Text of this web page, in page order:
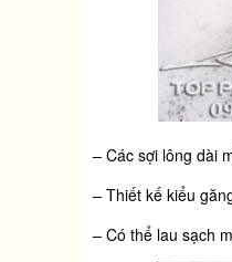
– Các sợi lông dài
– Thiết kế kiểu
– Có thể lau sạch